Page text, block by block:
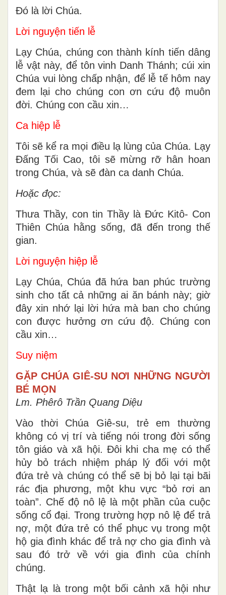
Ðó là lời Chúa.
Lời nguyện tiến lễ
Lạy Chúa, chúng con thành kính tiến dâng
lễ vật này, để tôn vinh Danh Thánh; cúi xin
Chúa vui lòng chấp nhận, để lễ tế hôm nay
đem lại cho chúng con ơn cứu độ muôn
đời. Chúng con cầu xin…
Ca hiệp lễ
Tôi sẽ kể ra mọi điều lạ lùng của Chúa. Lạy
Đấng Tối Cao, tôi sẽ mừng rỡ hân hoan
trong Chúa, và sẽ đàn ca danh Chúa.
Hoặc đọc:
Thưa Thầy, con tin Thầy là Đức Kitô- Con
Thiên Chúa hằng sống, đã đến trong thế
gian.
Lời nguyện hiệp lễ
Lạy Chúa, Chúa đã hứa ban phúc trường
sinh cho tất cả những ai ăn bánh này; giờ
đây xin nhớ lại lời hứa mà ban cho chúng
con được hưởng ơn cứu độ. Chúng con
cầu xin…
Suy niệm
GẶP CHÚA GIÊ-SU NƠI NHỮNG NGƯỜI
BÉ MỌN
Lm. Phêrô Trần Quang Diệu
Vào thời Chúa Giê-su, trẻ em thường
không có vị trí và tiếng nói trong đời sống
tôn giáo và xã hội. Đôi khi cha mẹ có thể
hủy bỏ trách nhiệm pháp lý đối với một
đứa trẻ và chúng có thể sẽ bị bỏ lại tại bãi
rác địa phương, một khu vực “bỏ rơi an
toàn”. Chế độ nô lệ là một phần của cuộc
sống cổ đại. Trong trường hợp nô lệ để trả
nợ, một đứa trẻ có thể phục vụ trong một
hộ gia đình khác để trả nợ cho gia đình và
sau đó trở về với gia đình của chính
chúng.
Thật lạ là trong một bối cảnh xã hội như